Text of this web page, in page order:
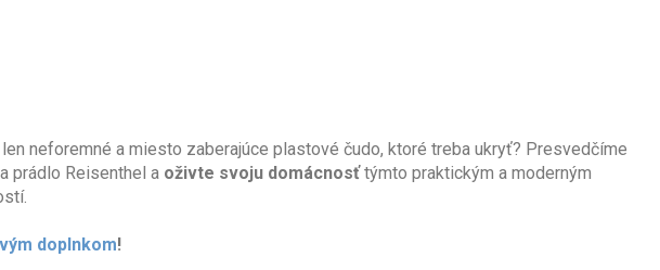
neforemné a miesto zaberajúce plastové čudo, ktoré treba ukryť? Presvedčíme
prádlo Reisenthel a oživte svoju domácnosťtýmto praktickým a moderným
doplnkom!